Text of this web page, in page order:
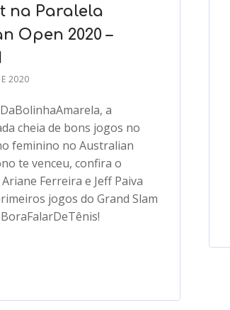
na Paralela
Open 2020 –
2020
a
cheia de bons jogos no
feminino no Australian
te venceu, confira o
Ferreira e Jeff Paiva
jogos do Grand Slam